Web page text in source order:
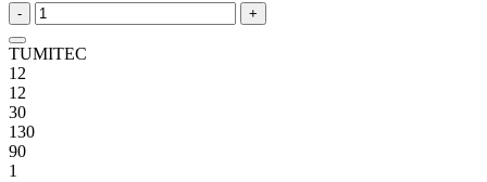
- +
TUMITEC
12
12
30
130
90
1